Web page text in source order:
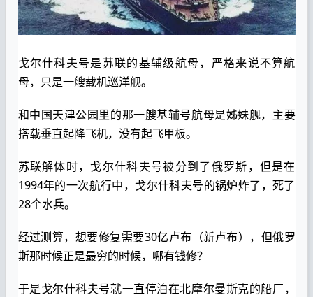
戈尔什科夫号是苏联的基辅级航母，严格来说不算航
母，只是一艘载机巡洋舰。
和中国天津公园里的那一艘基辅号航母是姊妹舰，主要
搭载垂直起降飞机，没有起飞甲板。
苏联解体时，戈尔什科夫号被分到了俄罗斯，但是在
1994年的一次航行中，戈尔什科夫号的锅炉炸了，死了
28个水兵。
经过测算，想要修复需要30亿卢布（新卢布），但俄罗
斯那时候正是最穷的时候，哪有钱修？
于是戈尔什科夫号就一直停泊在北摩尔曼斯克的船厂，